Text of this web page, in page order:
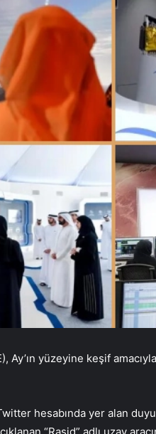
yüzeyine keşif
hesabında yer alan